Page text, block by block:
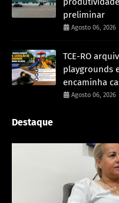
preliminar
Agosto 06, 2026
TCE-RO
playgrounds
encaminha
Agosto 06, 2026
Destaque